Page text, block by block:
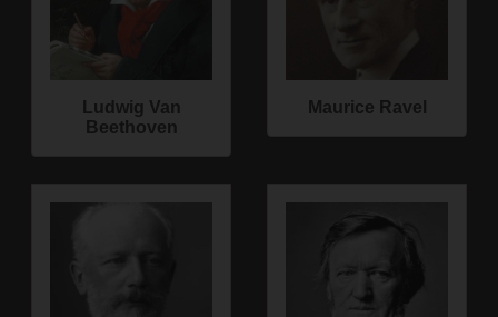
Ludwig Van
Beethoven
Maurice Ravel